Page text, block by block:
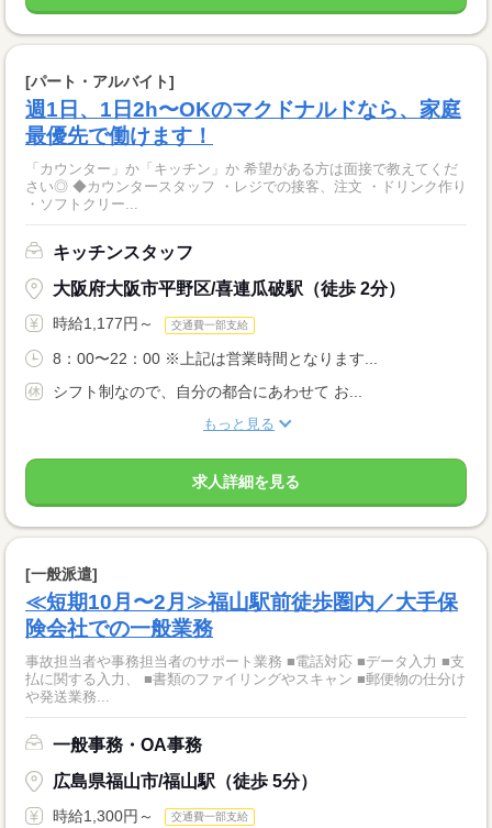
[パート・アルバイト]
週1日、1日2h〜OKのマクドナルドなら、家庭
最優先で働けます！
「カウンター」か「キッチン」か 希望がある方は面接で教えてくだ
さい◎ ◆カウンタースタッフ ・レジでの接客、注文 ・ドリンク作り
・ソフトクリー...
キッチンスタッフ
大阪府大阪市平野区/喜連瓜破駅（徒歩 2分）
時給1,177円～ 交通費一部支給
8：00〜22：00 ※上記は営業時間となります...
シフト制なので、自分の都合にあわせて お...
もっと見る
求人詳細を見る
[一般派遣]
≪短期10月〜2月≫福山駅前徒歩圏内／大手保
険会社での一般業務
事故担当者や事務担当者のサポート業務 ■電話対応 ■データ入力 ■支
払に関する入力、 ■書類のファイリングやスキャン ■郵便物の仕分け
や発送業務...
一般事務・OA事務
広島県福山市/福山駅（徒歩 5分）
時給1,300円～ 交通費一部支給